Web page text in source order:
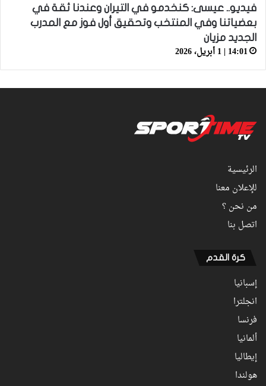
فيديو.. عيسى: كنخدمو في التيران وعندنا ثقة في
بعضياتنا وفي المنتخب وتحقيق أول فوز مع المدرب
الجديد مزيان
14:01 | 1 أبريل، 2026
الرئيسية
للإعلان معنا
من نحن ؟
اتصل بنا
كرة القدم
إسبانيا
انجلترا
فرنسا
ألمانيا
إيطاليا
هولندا